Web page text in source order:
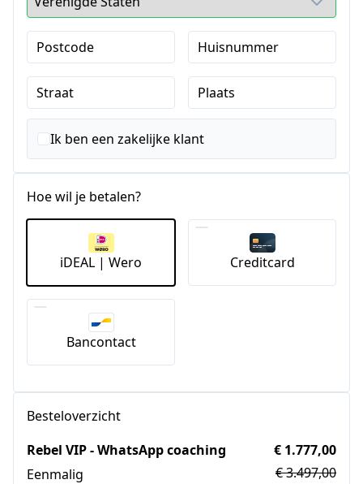
Postcode Huisnummer
Straat Plaats
Ik ben een zakelijke klant
Hoe wil je betalen?
iDEAL | Wero Creditcard
Bancontact
Besteloverzicht
Rebel VIP - WhatsApp coaching
Eenmalig
€ 1.777,00
€ 3.497,00